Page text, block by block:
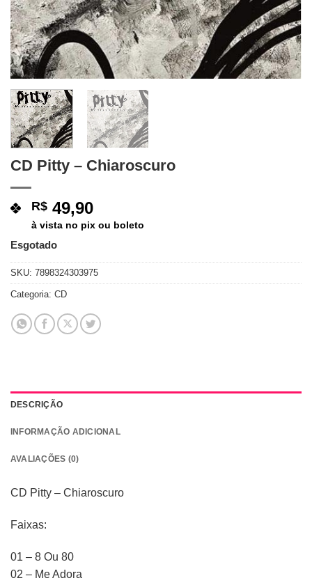
CD Pitty – Chiaroscuro
R$ 49,90
à vista no pix ou boleto
Esgotado
SKU: 7898324303975
Categoria: CD
DESCRIÇÃO
INFORMAÇÃO ADICIONAL
AVALIAÇÕES (0)
CD Pitty – Chiaroscuro
Faixas:
01 – 8 Ou 80
02 – Me Adora